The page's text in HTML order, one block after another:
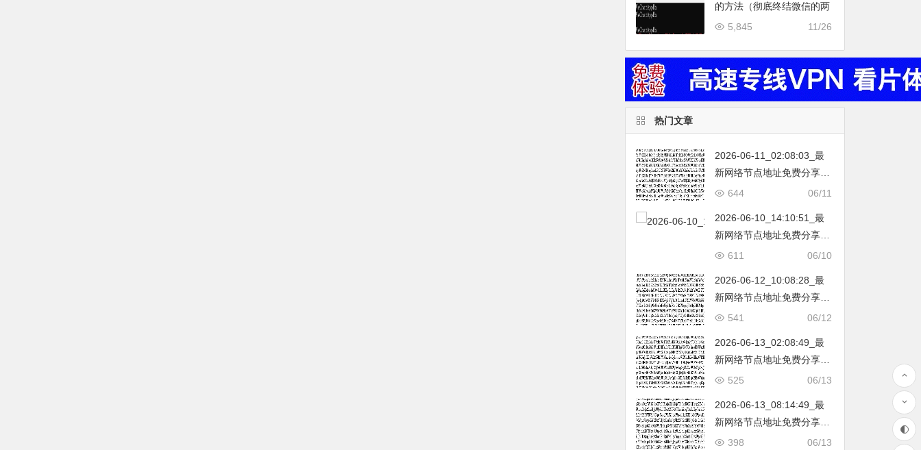
的方法（彻底终结微信的两
个占用率非常高的进程：
WeChatUtility）
11/26
5,845
热门文章
2026-06-11_02:08:03_最
新网络节点地址免费分享…
不定期更新…开放免费分享
韩国|新加坡|台湾|马来西亚|
…
06/11
644
2026-06-10_14:10:51_最
新网络节点地址免费分享…
不定期更新…开放免费分享
韩国|新加坡|台湾|马来西亚|
…
06/10
611
2026-06-12_10:08:28_最
新网络节点地址免费分享…
不定期更新…开放免费分享
韩国|新加坡|台湾|马来西亚|
…
06/12
541
2026-06-13_02:08:49_最
新网络节点地址免费分享…
不定期更新…开放免费分享
韩国|新加坡|台湾|马来西亚|
…
06/13
525
2026-06-13_08:14:49_最
新网络节点地址免费分享…
不定期更新…开放免费分享
06/13
398